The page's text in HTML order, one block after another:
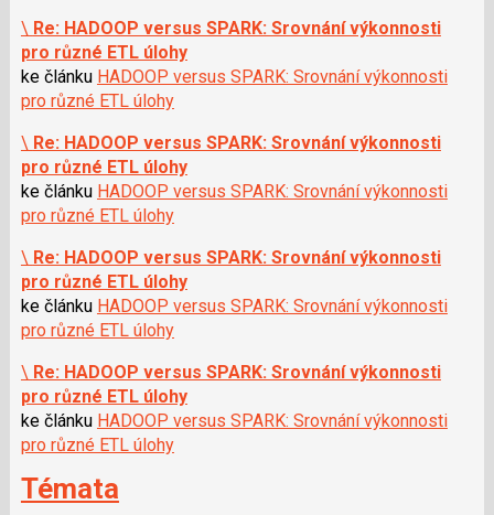
\ Re: HADOOP versus SPARK: Srovnání výkonnosti
pro různé ETL úlohy
ke článku HADOOP versus SPARK: Srovnání výkonnosti
pro různé ETL úlohy
\ Re: HADOOP versus SPARK: Srovnání výkonnosti
pro různé ETL úlohy
ke článku HADOOP versus SPARK: Srovnání výkonnosti
pro různé ETL úlohy
\ Re: HADOOP versus SPARK: Srovnání výkonnosti
pro různé ETL úlohy
ke článku HADOOP versus SPARK: Srovnání výkonnosti
pro různé ETL úlohy
\ Re: HADOOP versus SPARK: Srovnání výkonnosti
pro různé ETL úlohy
ke článku HADOOP versus SPARK: Srovnání výkonnosti
pro různé ETL úlohy
Témata